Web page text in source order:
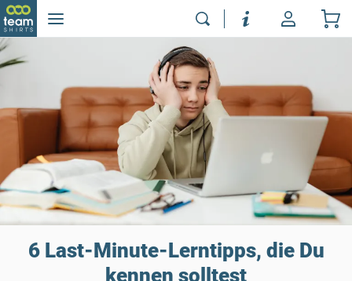
6 Last-Minute-Lerntipps, die Du
kennen solltest